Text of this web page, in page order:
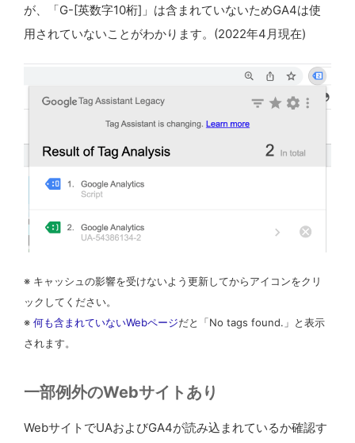
が、「G-[英数字10桁]」は含まれていないためGA4は使
用されていないことがわかります。(2022年4月現在)
※ キャッシュの影響を受けないよう更新してからアイコンをクリ
ックしてください。
※ 何も含まれていないWebページだと「No tags found.」と表示
されます。
一部例外のWebサイトあり
WebサイトでUAおよびGA4が読み込まれているか確認す